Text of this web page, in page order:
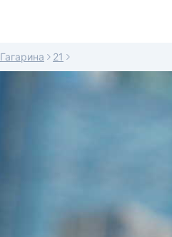
Гагарина 21